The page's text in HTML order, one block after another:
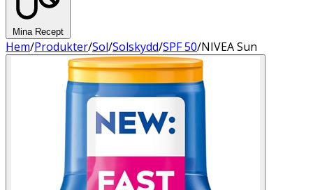
Mina Recept
Hem/Produkter/Sol/Solskydd/SPF 50/NIVEA Sun